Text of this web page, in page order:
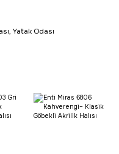
Yatak Odası